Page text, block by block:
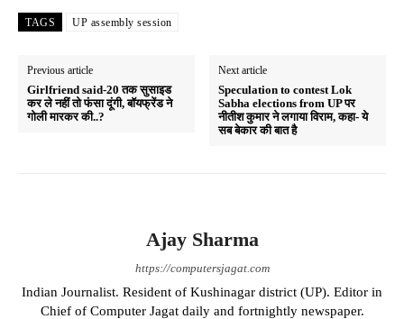
ts
pp
bo
gr
TAGS UP assembly session
Previous article
Girlfriend said-20 तक सुसाइड
कर ले नहीं तो फंसा दूंगी, बॉयफ्रेंड ने
गोली मारकर की..?
Next article
Speculation to contest Lok
Sabha elections from UP पर
नीतीश कुमार ने लगाया विराम, कहा- ये
सब बेकार की बात है
Ajay Sharma
https://computersjagat.com
Indian Journalist. Resident of Kushinagar district (UP). Editor in
Chief of Computer Jagat daily and fortnightly newspaper.